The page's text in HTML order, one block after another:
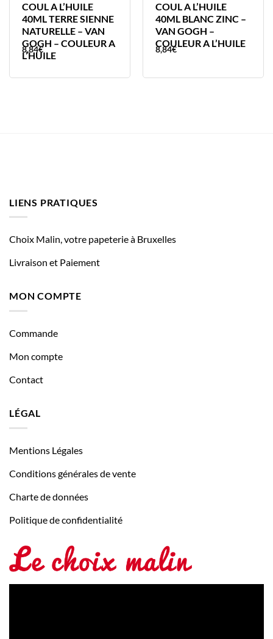
COUL A L’HUILE
40ML TERRE SIENNE
NATURELLE – VAN
GOGH – COULEUR A
L’HUILE
8,84€
COUL A L’HUILE
40ML BLANC ZINC –
VAN GOGH –
COULEUR A L’HUILE
8,84€
LIENS PRATIQUES
Choix Malin, votre papeterie à Bruxelles
Livraison et Paiement
MON COMPTE
Commande
Mon compte
Contact
LÉGAL
Mentions Légales
Conditions générales de vente
Charte de données
Politique de confidentialité